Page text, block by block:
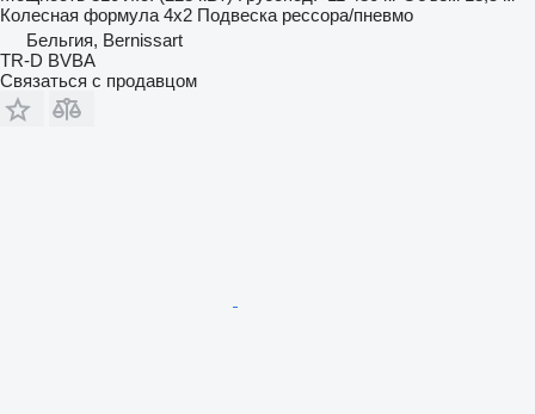
Колесная формула 4x2 Подвеска рессора/пневмо
Бельгия, Bernissart
TR-D BVBA
Связаться с продавцом